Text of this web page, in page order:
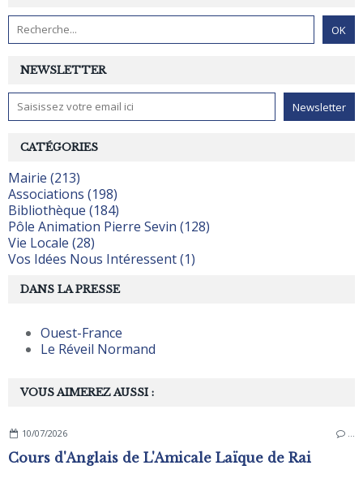
NEWSLETTER
VOUS AIMEREZ AUSSI :
10/07/2026 …
Cours d'Anglais de L'Amicale Laïque de Rai
CATÉGORIES
Mairie (213)
Associations (198)
Bibliothèque (184)
Pôle Animation Pierre Sevin (128)
Vie Locale (28)
Vos Idées Nous Intéressent (1)
DANS LA PRESSE
Ouest-France
Le Réveil Normand